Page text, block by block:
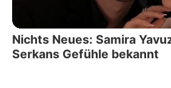
Nichts Neues: Samira
Serkans Gefühle bekannt